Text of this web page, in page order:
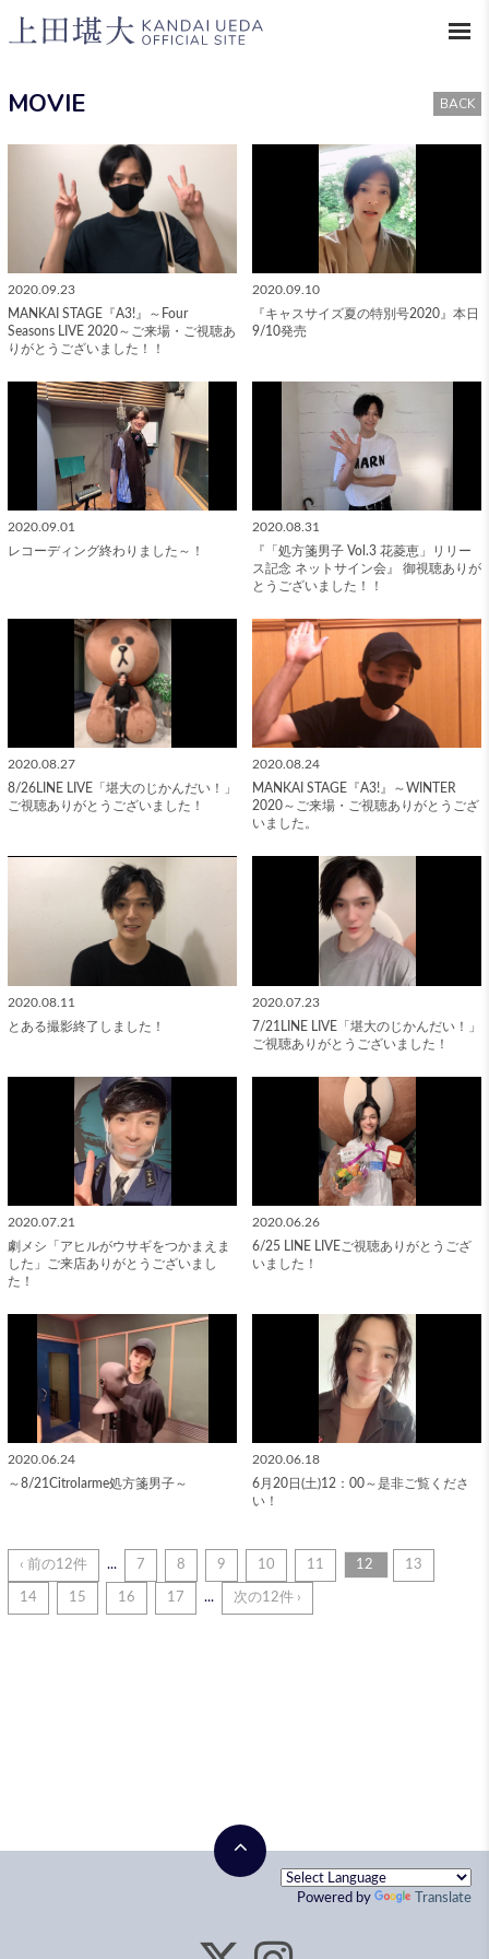
MOVIE BACK
2020.09.23
MANKAI STAGE『A3!』～Four
Seasons LIVE 2020～ご来場・ご視聴あ
りがとうございました！！
2020.09.10
『キャスサイズ夏の特別号2020』本日
9/10発売
2020.09.01
レコーディング終わりました～！
2020.08.31
『「処方箋男子 Vol.3 花菱恵」リリー
ス記念 ネットサイン会』 御視聴ありが
とうございました！！
2020.08.27
8/26LINE LIVE「堪大のじかんだい！」
ご視聴ありがとうございました！
2020.08.24
MANKAI STAGE『A3!』～WINTER
2020～ご来場・ご視聴ありがとうござ
いました。
2020.08.11
とある撮影終了しました！
2020.07.23
7/21LINE LIVE「堪大のじかんだい！」
ご視聴ありがとうございました！
2020.07.21
劇メシ「アヒルがウサギをつかまえま
した」ご来店ありがとうございまし
た！
2020.06.26
6/25 LINE LIVEご視聴ありがとうござ
いました！
2020.06.24
～8/21Citrolarme処方箋男子～
2020.06.18
6月20日(土)12：00～是非ご覧くださ
い！
‹ 前の12件 ... 7 8 9 10 11 12 13
14 15 16 17 ... 次の12件 ›
Powered by Translate